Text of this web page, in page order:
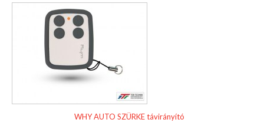
WHY AUTO SZÜRKE távirányító